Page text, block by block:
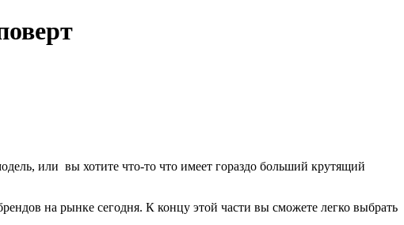
или вы хотите что-то что имеет гораздо больший крутящий
на рынке сегодня. К концу этой части вы сможете легко выбрать